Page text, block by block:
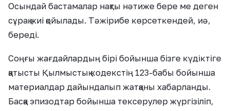
Осындай бастамалар нақты нәтиже бере ме деген
сұрақ жиі қойылады. Тәжірибе көрсеткендей, иә,
береді.
Соңғы жағдайлардың бірі бойынша бізге күдіктіге
қатысты Қылмыстық кодекстің 123-бабы бойынша
материалдар дайындалып жатқаны хабарланды.
Басқа эпизодтар бойынша тексерулер жүргізіліп,